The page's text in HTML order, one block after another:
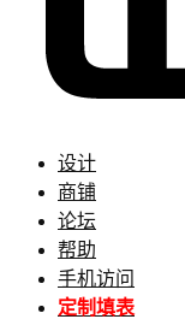
设计
商铺
论坛
帮助
手机访问
定制填表